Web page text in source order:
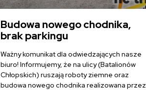
Budowa nowego chodnika,
brak parkingu
Ważny komunikat dla odwiedzających nasze
biuro! Informujemy, że na ulicy (Batalionów
Chłopskich) ruszają roboty ziemne oraz
budowa nowego chodnika realizowana przez